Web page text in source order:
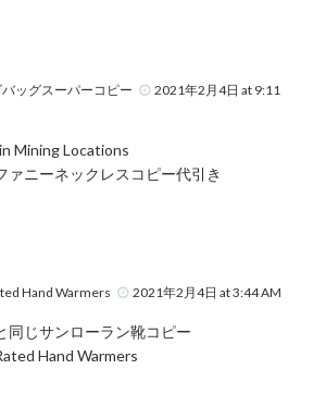
ッグスーパーコピー
2021年2月4日 at 9:11
Mining Locations
ァニーネックレスコピー代引き
Hand Warmers 2021年2月4日 at 3:44 AM
同じサンローラン靴コピー
Hand Warmers